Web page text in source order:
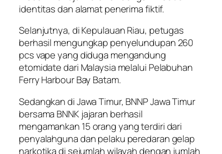
identitas dan alamat penerima fiktif.
Selanjutnya, di Kepulauan Riau, petugas
berhasil mengungkap penyelundupan 260
pcs vape yang diduga mengandung
etomidate dari Malaysia melalui Pelabuhan
Ferry Harbour Bay Batam.
Sedangkan di Jawa Timur, BNNP Jawa Timur
bersama BNNK jajaran berhasil
mengamankan 15 orang yang terdiri dari
penyalahguna dan pelaku peredaran gelap
narkotika di sejumlah wilayah dengan jumlah